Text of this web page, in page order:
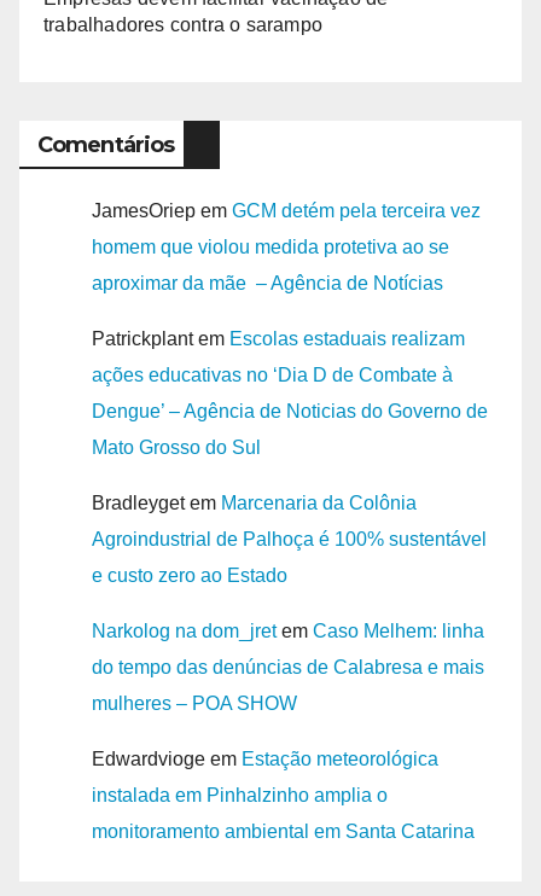
trabalhadores contra o sarampo
Comentários
JamesOriep em GCM detém pela terceira vez
homem que violou medida protetiva ao se
aproximar da mãe – Agência de Notícias
Patrickplantem Escolas estaduais realizam
ações educativas no ‘Dia D de Combate à
Dengue’ – Agência de Noticias do Governo de
Mato Grosso do Sul
Bradleygetem Marcenaria da Colônia
Agroindustrial de Palhoça é 100% sustentável
e custo zero ao Estado
Narkolog na dom_jretem Caso Melhem: linha
do tempo das denúncias de Calabresa e mais
mulheres – POA SHOW
Edwardvioge em Estação meteorológica
instalada em Pinhalzinho amplia o
monitoramento ambiental em Santa Catarina
AVISO DE LICITAÇÃO